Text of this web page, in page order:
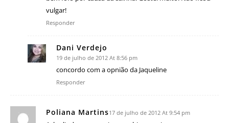
vulgar!
Responder
Dani Verdejo
19 de julho de 2012 At 8:56 pm
concordo com a opnião da Jaqueline
Responder
Poliana Martins17 de julho de 2012 At 9:54 pm